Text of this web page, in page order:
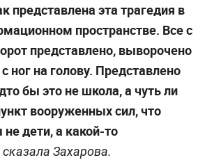
представлена эта трагедия в
пространстве. Все с
представлено, выворочено
ног на голову. Представлено
бы это не школа, а чуть ли
вооруженных сил, что
дети, а какой-то
Захарова.